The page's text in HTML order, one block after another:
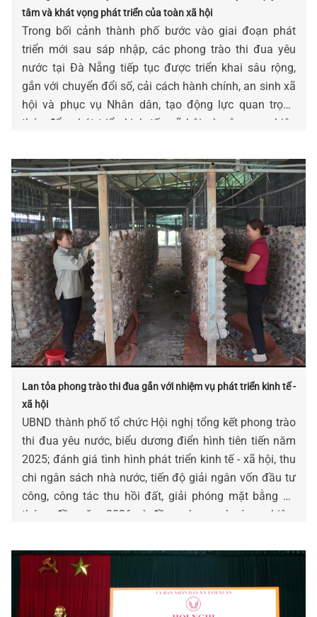
tâm và khát vọng phát triển của toàn xã hội
Trong bối cảnh thành phố bước vào giai đoạn phát
triển mới sau sáp nhập, các phong trào thi đua yêu
nước tại Đà Nẵng tiếp tục được triển khai sâu rộng,
gắn với chuyển đổi số, cải cách hành chính, an sinh xã
hội và phục vụ Nhân dân, tạo động lực quan trọng
thúc đẩy phát triển kinh tế - xã hội và nâng cao hiệu
Lan tỏa phong trào thi đua gắn với nhiệm vụ phát triển kinh tế -
xã hội
UBND thành phố tổ chức Hội nghị tổng kết phong trào
thi đua yêu nước, biểu dương điển hình tiên tiến năm
2025; đánh giá tình hình phát triển kinh tế - xã hội, thu
chi ngân sách nhà nước, tiến độ giải ngân vốn đầu tư
công, công tác thu hồi đất, giải phóng mặt bằng 04
tháng đầu năm 2026 và đề ra phương hướng, nhiệm